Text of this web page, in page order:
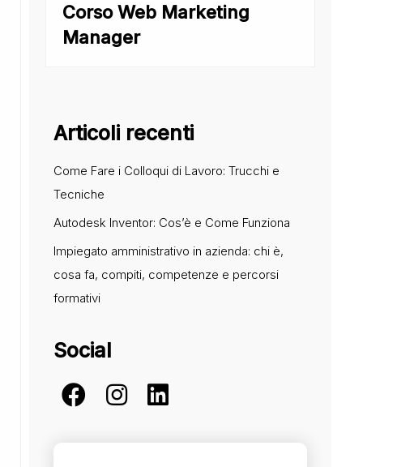
Corso Web Marketing
Manager
Articoli recenti
Come Fare i Colloqui di Lavoro: Trucchi e
Tecniche
Autodesk Inventor: Cos’è e Come Funziona
Impiegato amministrativo in azienda: chi è,
cosa fa, compiti, competenze e percorsi
formativi
Social